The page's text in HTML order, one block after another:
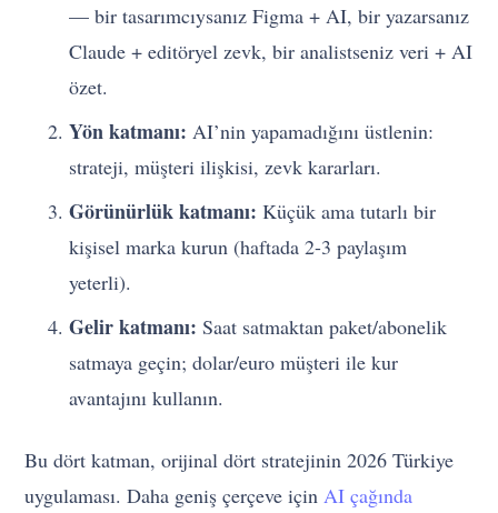
— bir tasarımcıysanız Figma + AI, bir yazarsanız
Claude + editöryel zevk, bir analistseniz veri + AI
özet.
Yön katmanı: AI’nin yapamadığını üstlenin:
strateji, müşteri ilişkisi, zevk kararları.
Görünürlük katmanı: Küçük ama tutarlı bir
kişisel marka kurun (haftada 2-3 paylaşım
yeterli).
Gelir katmanı: Saat satmaktan paket/abonelik
satmaya geçin; dolar/euro müşteri ile kur
avantajını kullanın.
Bu dört katman, orijinal dört stratejinin 2026 Türkiye
uygulaması. Daha geniş çerçeve için AI çağında